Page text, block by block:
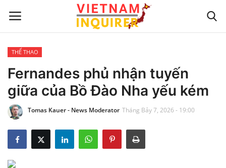
Trang chủ
Liên hệ
TIN TỨC THẾ GIỚI
CẬP NHẬT
THỂ THAO
Fernandes phủ nhận tuyến
giữa của Bồ Đào Nha yếu kém
Tomas Kauer - News Moderator Tháng Bảy 7, 2026 - 19:00